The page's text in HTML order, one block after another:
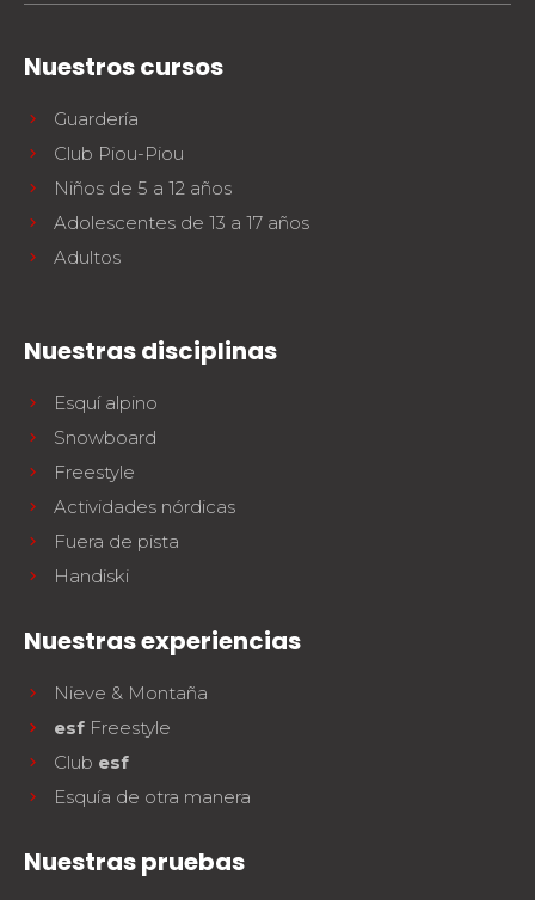
Nuestros cursos
Guardería
Club Piou-Piou
Niños de 5 a 12 años
Adolescentes de 13 a 17 años
Adultos
Nuestras disciplinas
Esquí alpino
Snowboard
Freestyle
Actividades nórdicas
Fuera de pista
Handiski
Nuestras experiencias
Nieve & Montaña
esf Freestyle
Club esf
Esquía de otra manera
Nuestras pruebas